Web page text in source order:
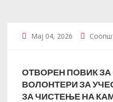
Мај 04, 2026
ОТВОРЕН ПОВИК ЗА
ВОЛОНТЕРИ ЗА
ЗА ЧИСТЕЊЕ НА